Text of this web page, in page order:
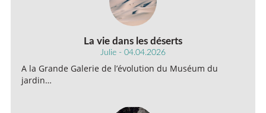
La vie dans les déserts
Julie - 04.04.2026
A la Grande Galerie de l’évolution du Muséum du
jardin…